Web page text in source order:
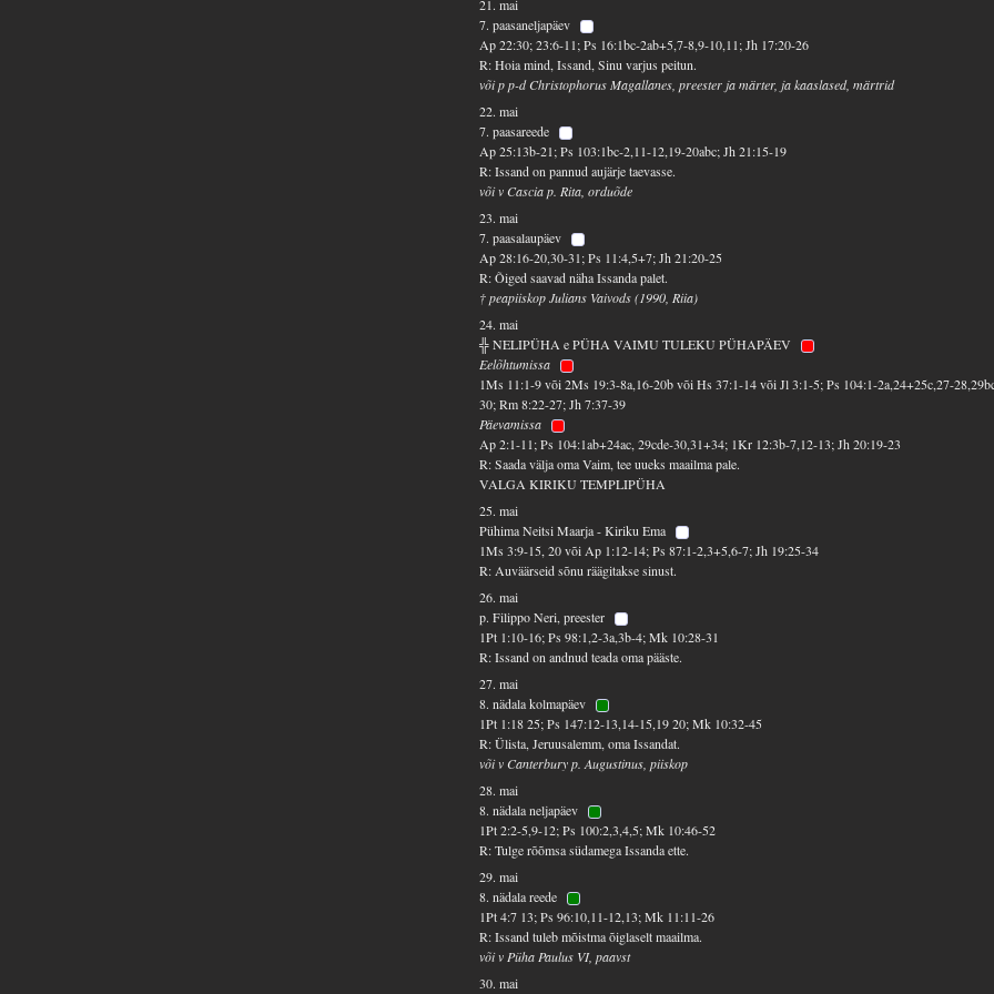
21. mai
7. paasaneljapäev
Ap 22:30; 23:6-11; Ps 16:1bc-2ab+5,7-8,9-10,11; Jh 17:20-26
R: Hoia mind, Issand, Sinu varjus peitun.
või p p-d Christophorus Magallanes, preester ja märter, ja kaaslased, märtrid
22. mai
7. paasareede
Ap 25:13b-21; Ps 103:1bc-2,11-12,19-20abc; Jh 21:15-19
R: Issand on pannud aujärje taevasse.
või v Cascia p. Rita, orduõde
23. mai
7. paasalaupäev
Ap 28:16-20,30-31; Ps 11:4,5+7; Jh 21:20-25
R: Õiged saavad näha Issanda palet.
† peapiiskop Julians Vaivods (1990, Riia)
24. mai
╬ NELIPÜHA e PÜHA VAIMU TULEKU PÜHAPÄEV
Eelõhtumissa
1Ms 11:1-9 või 2Ms 19:3-8a,16-20b või Hs 37:1-14 või Jl 3:1-5; Ps 104:1-2a,24+25c,27-
30; Rm 8:22-27; Jh 7:37-39
Päevamissa
Ap 2:1-11; Ps 104:1ab+24ac, 29cde-30,31+34; 1Kr 12:3b-7,12-13; Jh 20:19-23
R: Saada välja oma Vaim, tee uueks maailma pale.
VALGA KIRIKU TEMPLIPÜHA
25. mai
Pühima Neitsi Maarja - Kiriku Ema
1Ms 3:9-15, 20 või Ap 1:12-14; Ps 87:1-2,3+5,6-7; Jh 19:25-34
R: Auväärseid sõnu räägitakse sinust.
26. mai
p. Filippo Neri, preester
1Pt 1:10-16; Ps 98:1,2-3a,3b-4; Mk 10:28-31
R: Issand on andnud teada oma pääste.
27. mai
8. nädala kolmapäev
1Pt 1:18 25; Ps 147:12-13,14-15,19 20; Mk 10:32-45
R: Ülista, Jeruusalemm, oma Issandat.
või v Canterbury p. Augustinus, piiskop
28. mai
8. nädala neljapäev
1Pt 2:2-5,9-12; Ps 100:2,3,4,5; Mk 10:46-52
R: Tulge rõõmsa südamega Issanda ette.
29. mai
8. nädala reede
1Pt 4:7 13; Ps 96:10,11-12,13; Mk 11:11-26
R: Issand tuleb mõistma õiglaselt maailma.
või v Püha Paulus VI, paavst
30. mai